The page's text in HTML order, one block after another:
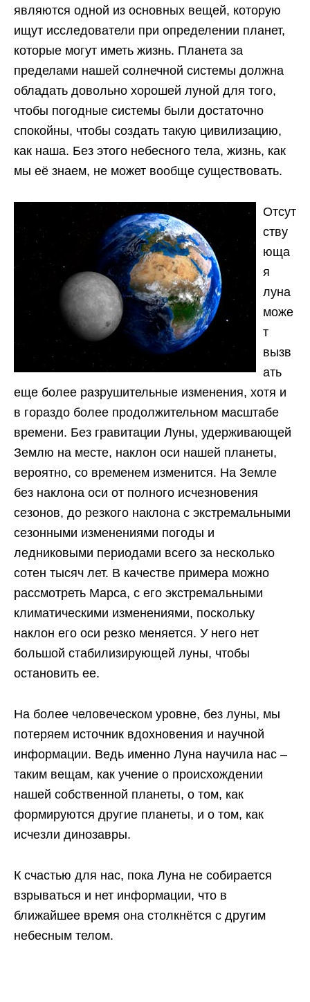
являются одной из основных вещей, которую
ищут исследователи при определении планет,
которые могут иметь жизнь. Планета за
пределами нашей солнечной системы должна
обладать довольно хорошей луной для того,
чтобы погодные системы были достаточно
спокойны, чтобы создать такую цивилизацию,
как наша. Без этого небесного тела, жизнь, как
мы её знаем, не может вообще существовать.
Отсут
ству
юща
я
луна
може
т
вызв
ать
еще более разрушительные изменения, хотя и
в гораздо более продолжительном масштабе
времени. Без гравитации Луны, удерживающей
Землю на месте, наклон оси нашей планеты,
вероятно, со временем изменится. На Земле
без наклона оси от полного исчезновения
сезонов, до резкого наклона с экстремальными
сезонными изменениями погоды и
ледниковыми периодами всего за несколько
сотен тысяч лет. В качестве примера можно
рассмотреть Марса, с его экстремальными
климатическими изменениями, поскольку
наклон его оси резко меняется. У него нет
большой стабилизирующей луны, чтобы
остановить ее.
На более человеческом уровне, без луны, мы
потеряем источник вдохновения и научной
информации. Ведь именно Луна научила нас –
таким вещам, как учение о происхождении
нашей собственной планеты, о том, как
формируются другие планеты, и о том, как
исчезли динозавры.
К счастью для нас, пока Луна не собирается
взрываться и нет информации, что в
ближайшее время она столкнётся с другим
небесным телом.